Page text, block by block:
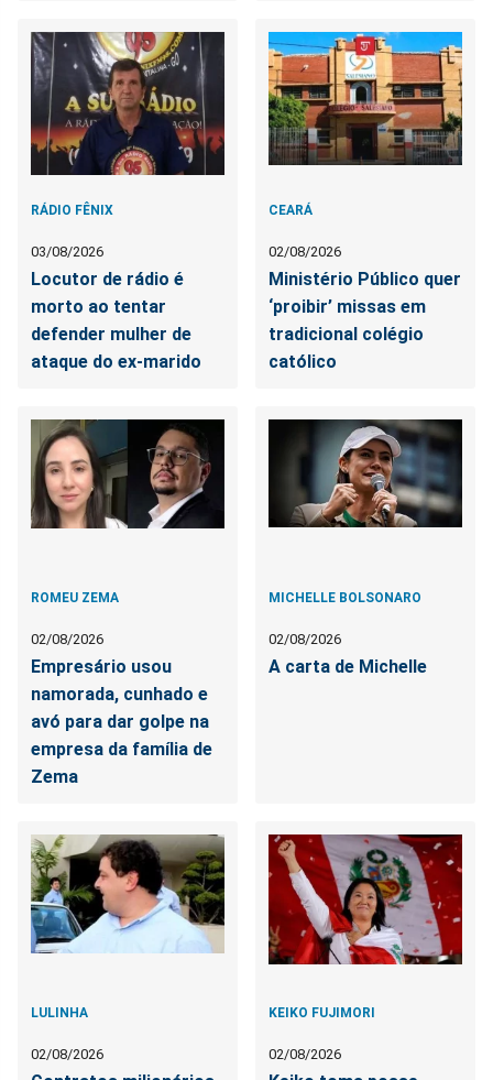
RÁDIO FÊNIX
03/08/2026
Locutor de rádio é
morto ao tentar
defender mulher de
ataque do ex-marido
CEARÁ
02/08/2026
Ministério Público quer
‘proibir’ missas em
tradicional colégio
católico
ROMEU ZEMA
02/08/2026
Empresário usou
namorada, cunhado e
avó para dar golpe na
empresa da família de
Zema
MICHELLE BOLSONARO
02/08/2026
A carta de Michelle
LULINHA
02/08/2026
KEIKO FUJIMORI
02/08/2026